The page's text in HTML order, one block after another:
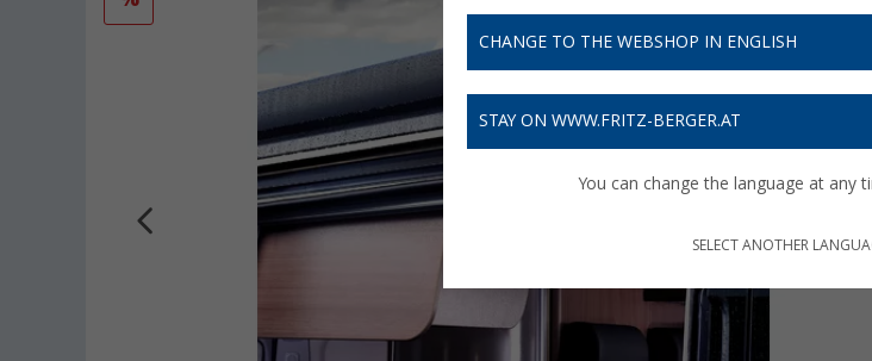
CHANGE TO THE WEBSHOP IN ENGLISH
STAY ON WWW.FRITZ-BERGER.AT
You can change the language at any
SELECT ANOTHER